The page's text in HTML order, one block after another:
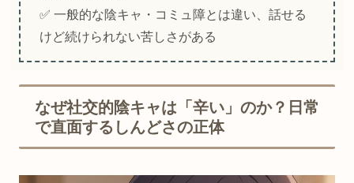
✅ 一般的な陰キャ・コミュ障とは違い、話せる
けど続けられない苦しさがある
なぜ社交的陰キャは「辛い」のか？日常
で直面するしんどさの正体